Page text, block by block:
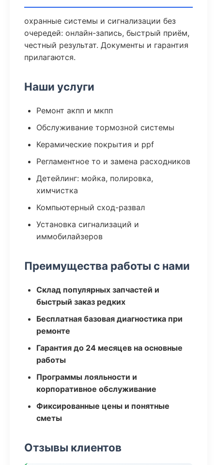
охранные системы и сигнализации без
очередей: онлайн-запись, быстрый приём,
честный результат. Документы и гарантия
прилагаются.
Наши услуги
Ремонт акпп и мкпп
Обслуживание тормозной системы
Керамические покрытия и ppf
Регламентное то и замена расходников
Детейлинг: мойка, полировка,
химчистка
Компьютерный сход-развал
Установка сигнализаций и
иммобилайзеров
Преимущества работы с нами
Склад популярных запчастей и
быстрый заказ редких
Бесплатная базовая диагностика при
ремонте
Гарантия до 24 месяцев на основные
работы
Программы лояльности и
корпоративное обслуживание
Фиксированные цены и понятные
сметы
Отзывы клиентов